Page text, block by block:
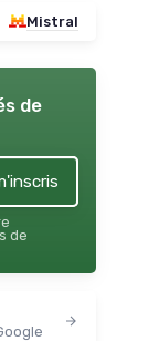
Mistral
de
de